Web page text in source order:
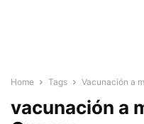
Home Tags Vacunación a
vacunación a